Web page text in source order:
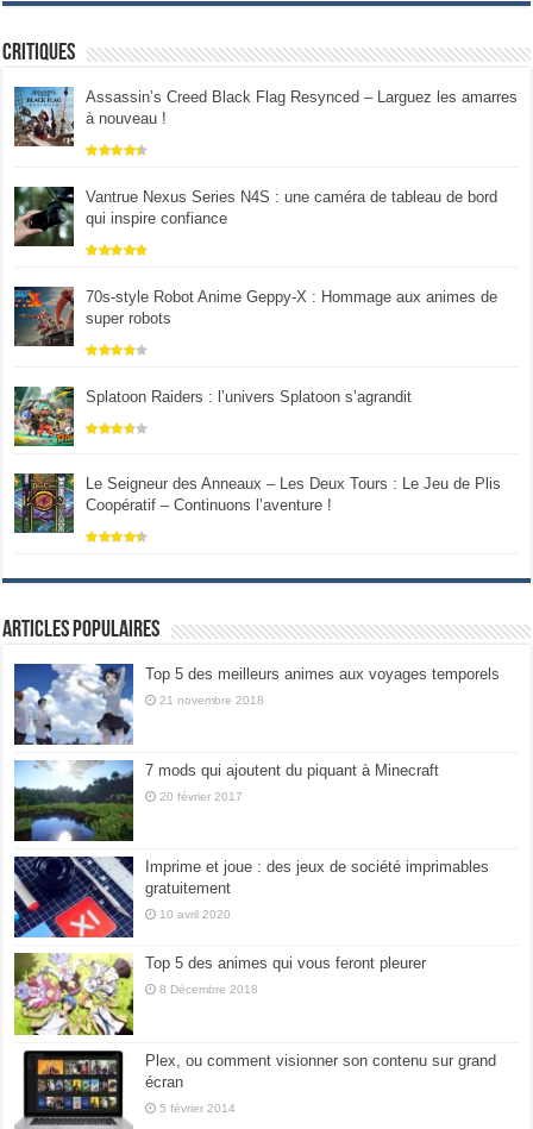
Critiques
Assassin’s Creed Black Flag Resynced – Larguez les amarres
à nouveau !
Vantrue Nexus Series N4S : une caméra de tableau de bord
qui inspire confiance
70s-style Robot Anime Geppy-X : Hommage aux animes de
super robots
Splatoon Raiders : l’univers Splatoon s’agrandit
Le Seigneur des Anneaux – Les Deux Tours : Le Jeu de Plis
Coopératif – Continuons l’aventure !
Articles populaires
Top 5 des meilleurs animes aux voyages temporels
21 novembre 2018
7 mods qui ajoutent du piquant à Minecraft
20 février 2017
Imprime et joue : des jeux de société imprimables
gratuitement
10 avril 2020
Top 5 des animes qui vous feront pleurer
8 Décembre 2018
Plex, ou comment visionner son contenu sur grand
écran
5 février 2014